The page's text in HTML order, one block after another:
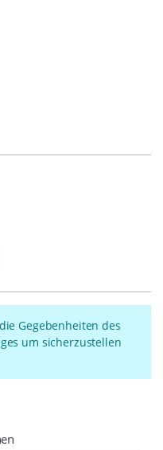
Gegebenheiten des
um sicherzustellen